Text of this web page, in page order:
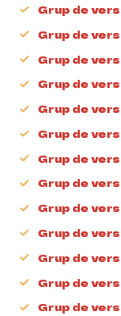
Grup de
Grup de
Grup de
Grup de
Grup de
Grup de
Grup de
Grup de
Grup de
Grup de
Grup de
Grup de
Grup de